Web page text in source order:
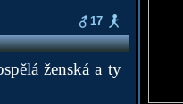
17
ženská a ty